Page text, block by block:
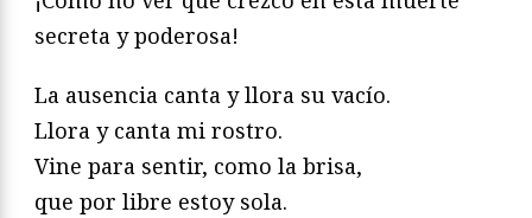
secreta y poderosa!
La ausencia canta y llora su vacío.
Llora y canta mi rostro.
Vine para sentir, como la brisa,
que por libre estoy sola.